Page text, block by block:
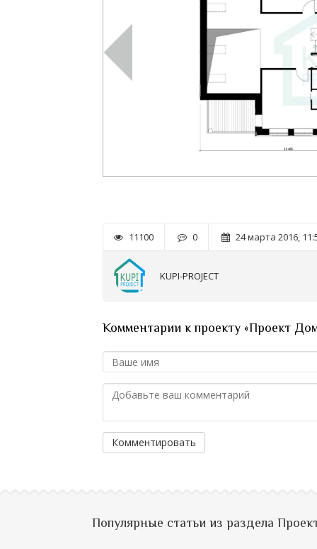
11100 0 24 марта 2016,
KUPI-PROJECT
Комментарии к проекту «Проект
Комментировать
Популярные статьи из раздела